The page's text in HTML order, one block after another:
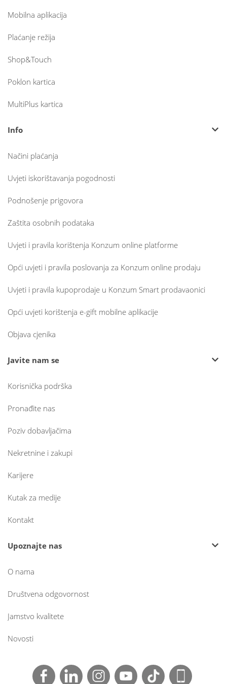
Mobilna aplikacija
Plaćanje režija
Shop&Touch
Poklon kartica
MultiPlus kartica
Info
Načini plaćanja
Uvjeti iskorištavanja pogodnosti
Podnošenje prigovora
Zaštita osobnih podataka
Uvjeti i pravila korištenja Konzum online platforme
Opći uvjeti i pravila poslovanja za Konzum online prodaju
Uvjeti i pravila kupoprodaje u Konzum Smart prodavaonici
Opći uvjeti korištenja e-gift mobilne aplikacije
Objava cjenika
Javite nam se
Korisnička podrška
Pronađite nas
Poziv dobavljačima
Nekretnine i zakupi
Karijere
Kutak za medije
Kontakt
Upoznajte nas
O nama
Društvena odgovornost
Jamstvo kvalitete
Novosti